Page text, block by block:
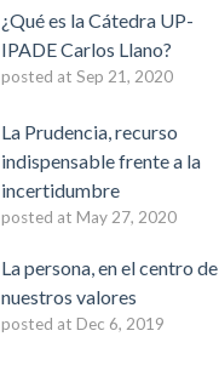
¿Qué es la Cátedra UP-
IPADE Carlos Llano?
posted at Sep 21, 2020
La Prudencia, recurso
indispensable frente a la
incertidumbre
posted at May 27, 2020
La persona, en el centro de
nuestros valores
posted at Dec 6, 2019